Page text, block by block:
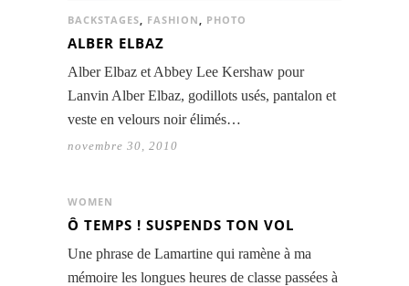
BACKSTAGES FASHION PHOTO
ALBER ELBAZ
Alber Elbaz et Abbey Lee Kershaw pour
Lanvin Alber Elbaz, godillots usés, pantalon et
veste en velours noir élimés…
novembre 30, 2010
WOMEN
Ô TEMPS ! SUSPENDS TON VOL
Une phrase de Lamartine qui ramène à ma
mémoire les longues heures de classe passées à